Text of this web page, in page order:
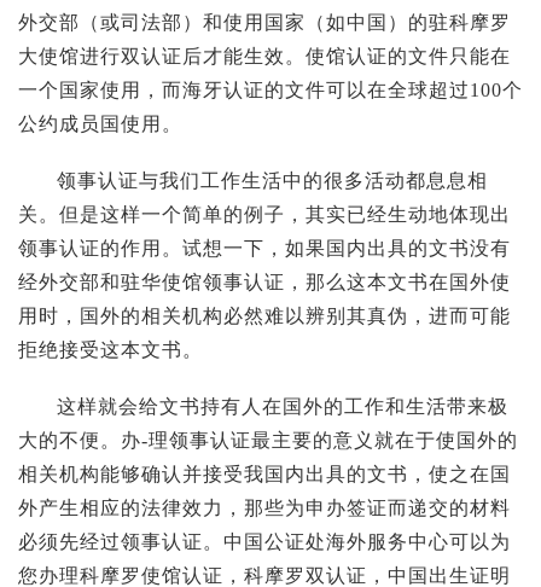
外交部（或司法部）和使用国家（如中国）的驻科摩罗
大使馆进行双认证后才能生效。使馆认证的文件只能在
一个国家使用，而海牙认证的文件可以在全球超过100个
公约成员国使用。
领事认证与我们工作生活中的很多活动都息息相
关。但是这样一个简单的例子，其实已经生动地体现出
领事认证的作用。试想一下，如果国内出具的文书没有
经外交部和驻华使馆领事认证，那么这本文书在国外使
用时，国外的相关机构必然难以辨别其真伪，进而可能
拒绝接受这本文书。
这样就会给文书持有人在国外的工作和生活带来极
大的不便。办-理领事认证最主要的意义就在于使国外的
相关机构能够确认并接受我国内出具的文书，使之在国
外产生相应的法律效力，那些为申办签证而递交的材料
必须先经过领事认证。中国公证处海外服务中心可以为
您办理科摩罗使馆认证，科摩罗双认证，中国出生证明